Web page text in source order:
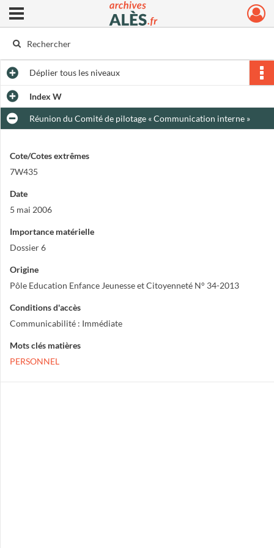
Archives municipales d'Alès
Ouvrir le menu déroulant
Dépliertous les niveaux
Index W
Réunion du Comité de pilotage « Communication interne »
Cote/Cotes extrêmes
7W435
Date
5 mai 2006
Importance matérielle
Dossier 6
Origine
Pôle Education Enfance Jeunesse et Citoyenneté N° 34-2013
Conditions d'accès
Communicabilité : Immédiate
Mots clés matières
PERSONNEL